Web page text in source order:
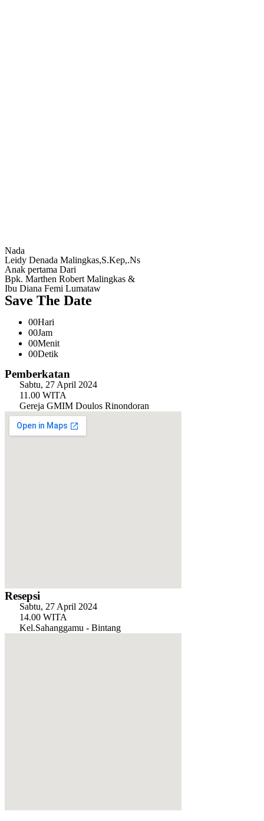
Nada
Leidy Denada Malingkas,S.Kep,.Ns
Anak pertama Dari
Bpk. Marthen Robert Malingkas &
Ibu Diana Femi Lumataw
Save The Date
00Hari
00Jam
00Menit
00Detik
Pemberkatan
Sabtu, 27 April 2024
11.00 WITA
Gereja GMIM Doulos Rinondoran
Resepsi
Sabtu, 27 April 2024
14.00 WITA
Kel.Sahanggamu - Bintang